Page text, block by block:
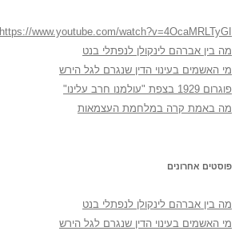
https://www.youtube.com/watch?v=4OcaMRLTyGI
מה בין אברהם לינקולן לנפתלי בנט
מי האשמים בעינוי הדין שנגרם לגל הירש
פוגרום 1929 בצפת "עולמנו חרב עלינו"
מה באמת קרה במלחמת העצמאות
פוסטים אחרונים
מה בין אברהם לינקולן לנפתלי בנט
מי האשמים בעינוי הדין שנגרם לגל הירש